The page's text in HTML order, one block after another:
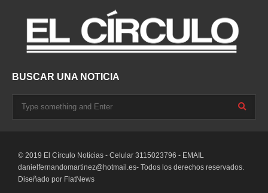
BUSCAR UNA NOTICIA
© 2019 El Círculo Noticias - Celular 3115023796 - EMAIL
danielfernandomartinez@hotmail.es- Todos los derechos reservados.
Diseñado por FlatNews